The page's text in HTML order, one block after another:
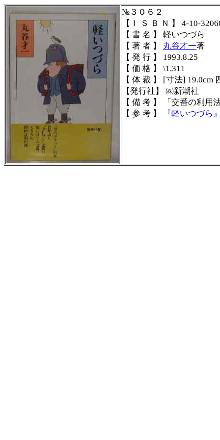
№３０６２
【Ｉ Ｓ Ｂ Ｎ 】 4-10-
【 書 名 】 軽いつづら
【 著 者 】 丸谷才一著
【 発 行 】 1993.8.25
【 価 格 】 \1,311
【 体 裁 】 [寸法]
【発行社】 ㈱新潮社
【 備 考 】
「交番の利用
【 参 考 】
『軽いつづら